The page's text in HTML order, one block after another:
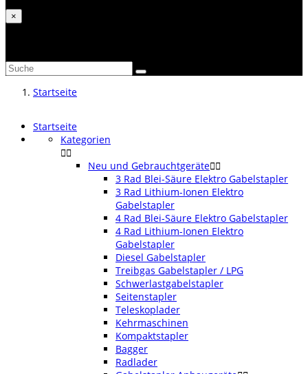
×
Startseite
Startseite
Kategorien

Neu und Gebrauchtgeräte
3 Rad Blei-Säure Elektro Gabelstapler
3 Rad Lithium-Ionen Elektro
Gabelstapler
4 Rad Blei-Säure Elektro Gabelstapler
4 Rad Lithium-Ionen Elektro
Gabelstapler
Diesel Gabelstapler
Treibgas Gabelstapler / LPG
Schwerlastgabelstapler
Seitenstapler
Teleskoplader
Kehrmaschinen
Kompaktstapler
Bagger
Radlader